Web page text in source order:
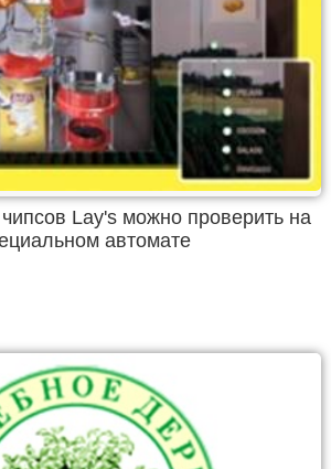
Lay's можно проверить на
автомате